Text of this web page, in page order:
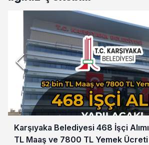
Karşıyaka Belediyesi 468 İşçi
TL Maaş ve 7800 TL Yemek Ücreti